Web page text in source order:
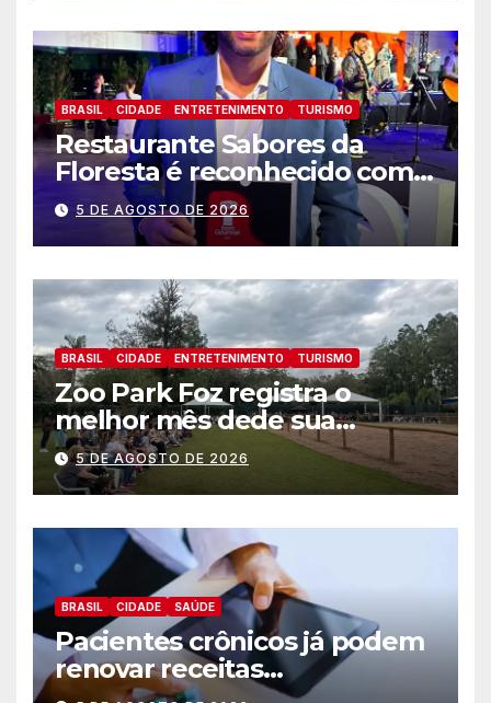
BRASIL CIDADE ENTRETENIMENTO TURISMO
Restaurante Sabores da
Floresta é reconhecido como
um dos Lugares Imperdíveis
de Foz do Iguaçu
5 DE AGOSTO DE 2026
BRASIL CIDADE ENTRETENIMENTO TURISMO
Zoo Park Foz registra o
melhor mês dede sua
inauguração
5 DE AGOSTO DE 2026
BRASIL CIDADE SAÚDE
Pacientes crônicos já podem
renovar receitas
automaticamente pelo